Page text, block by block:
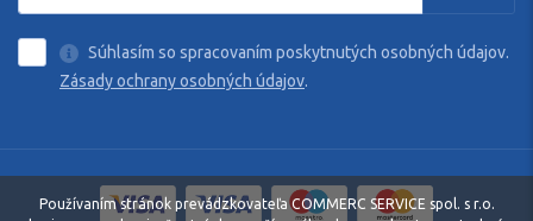
Súhlasím so spracovaním poskytnutých osobných údajov.
Zásady ochrany osobných údajov.
Používaním stránok prevádzkovateľa COMMERC SERVICE spol. s r.o.